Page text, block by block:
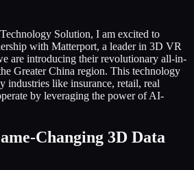
Solution, I am excited to
with Matterport, a leader in 3D VR
are introducing their revolutionary all-in-
Greater China region. This technology
industries like insurance, retail, real
by leveraging the power of AI-
Changing 3D Data